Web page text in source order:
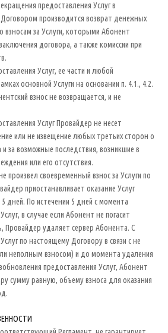
предоставления Услуг в
производится возврат денежных
взносам за Услуги, которыми Абонент
договора, а также комиссии при
Услуг, ее части и любой
основной Услуги на основании п. 4.1., 4.2.
взнос не возвращается, и не
Услуг Провайдер не несет
или не извещение любых третьих сторон о
за возможные последствия, возникшие в
или его отсутствия.
произвел своевременный взнос за Услуги по
приостанавливает оказание Услуг
дней. По истечении 5 дней с момента
в случае если Абонент не погасит
удаляет сервер Абонента. С
по настоящему Договору в связи с не
неполным взносом) и до момента удаления
предоставления Услуг, Абонент
сумму равную, объему взноса для оказания